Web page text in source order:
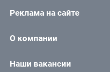
Реклама на сайте
О компании
Наши вакансии